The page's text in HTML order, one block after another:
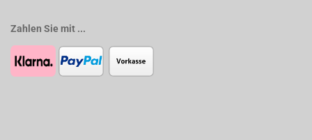
Zahlen Sie mit ...